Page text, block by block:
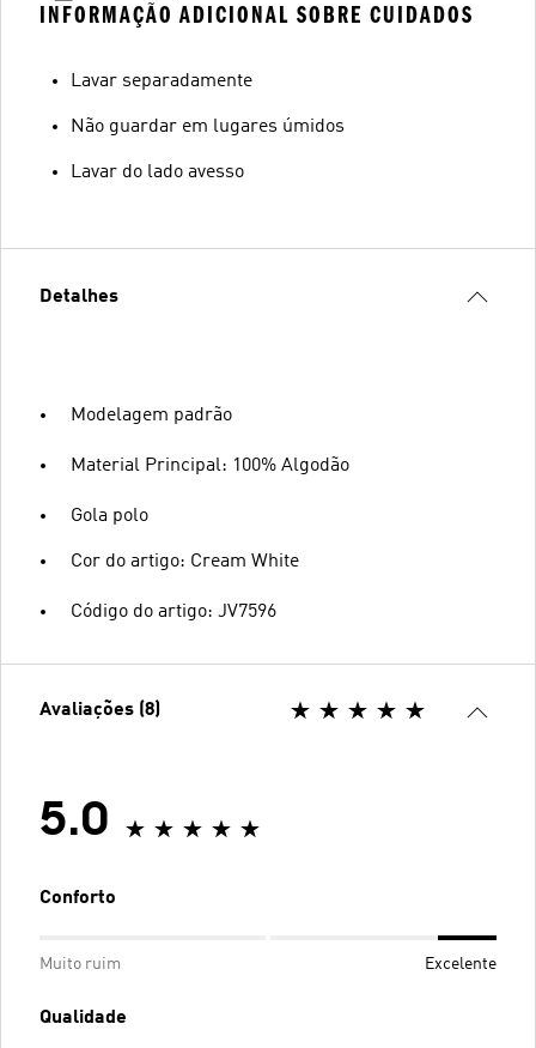
INFORMAÇÃO ADICIONAL SOBRE CUIDADOS
Lavar separadamente
Não guardar em lugares úmidos
Lavar do lado avesso
Detalhes
Modelagem padrão
Material Principal: 100% Algodão
Gola polo
Cor do artigo: Cream White
Código do artigo: JV7596
Avaliações (8)
5.0
Conforto
Muito ruim Excelente
Qualidade